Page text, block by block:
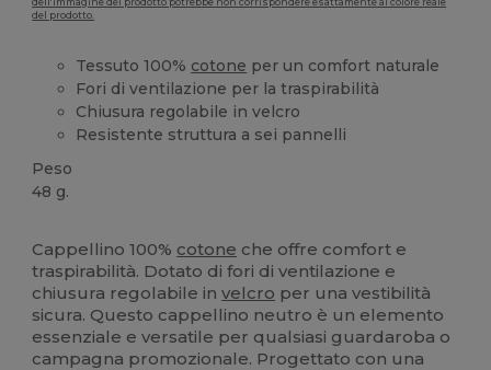
del prodotto.
Tessuto 100% cotone per un comfort naturale
Fori di ventilazione per la traspirabilità
Chiusura regolabile in velcro
Resistente struttura a sei pannelli
Peso
48 g.
Cappellino 100% cotone che offre comfort e
traspirabilità. Dotato di fori di ventilazione e
chiusura regolabile invelcro per una vestibilità
sicura. Questo cappellino neutro è un elemento
essenziale e versatile per qualsiasi guardaroba o
campagna promozionale. Progettato con una